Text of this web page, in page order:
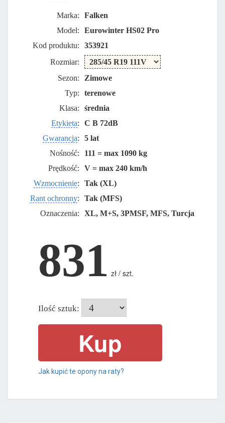
Marka:
Falken
Model:
Eurowinter HS02 Pro
Kod produktu:
353921
Rozmiar:
Sezon:
Zimowe
Typ:
terenowe
Klasa:
średnia
Etykieta:
C B 72dB
Gwarancja:
5 lat
Nośność:
111 = max 1090 kg
Prędkość:
V = max 240 km/h
Wzmocnienie:
Tak (XL)
Rant ochronny:
Tak (MFS)
Oznaczenia:
XL, M+S, 3PMSF, MFS, Turcja
831 zł / szt.
Ilość sztuk:
Jak kupić te opony na raty?